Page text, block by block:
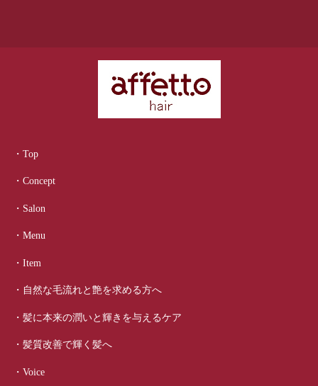
・Top
・Concept
・Salon
・Menu
・Item
・自然な毛流れと艶を求める方へ
・髪に本来の潤いと輝きを与えるケア
・髪質改善で輝く髪へ
・Voice